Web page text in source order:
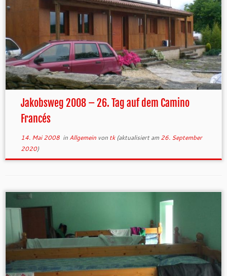
Jakobsweg 2008 – 26. Tag auf dem Camino
Francés
14. Mai 2008in Allgemein von tk(aktualisiert am 26. September
2020)